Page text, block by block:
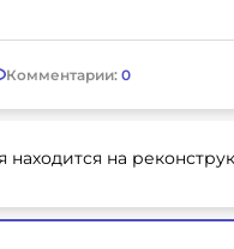
Комментарии: 0
на